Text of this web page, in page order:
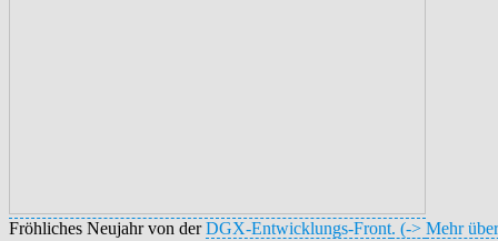
Fröhliches Neujahr von derDGX-Entwicklungs-Front. (-> Mehr